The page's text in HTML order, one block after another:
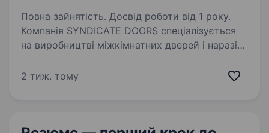
Повна зайнятість. Досвід роботи від 1 року.
Компанія SYNDICATE DOORS спеціалізується
на виробництві міжкімнатних дверей і наразі
первинної бухгалтерської документації на
2 тиж. тому